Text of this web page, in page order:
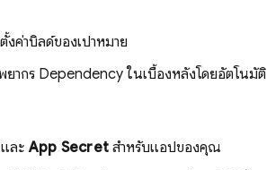
งค่าบิลด์ของเป้าหมาย
ากร Dependency ในเบื้องหลังโดยอัตโนมัติ
ละApp Secret สำหรับแอปของคุณ